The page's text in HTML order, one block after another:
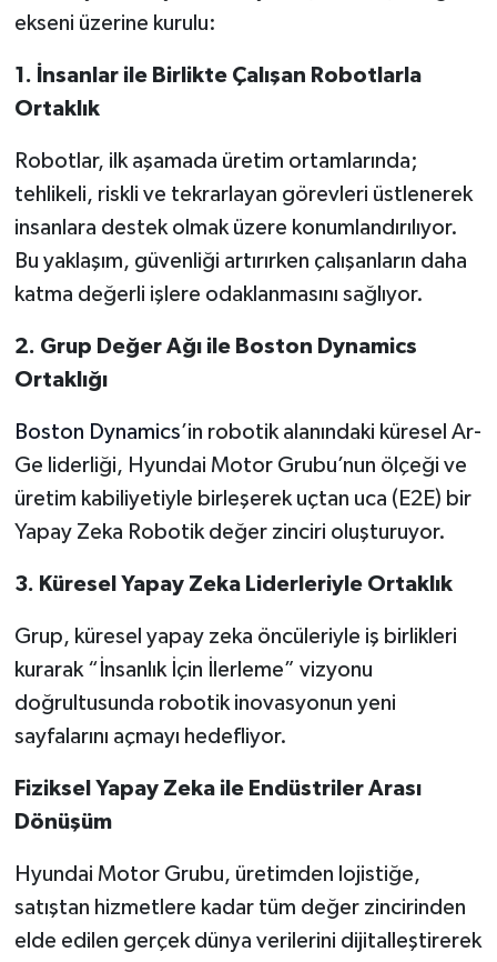
ekseni üzerine kurulu:
1. İnsanlar ile Birlikte Çalışan Robotlarla
Ortaklık
Robotlar, ilk aşamada üretim ortamlarında;
tehlikeli, riskli ve tekrarlayan görevleri üstlenerek
insanlara destek olmak üzere konumlandırılıyor.
Bu yaklaşım, güvenliği artırırken çalışanların daha
katma değerli işlere odaklanmasını sağlıyor.
2. Grup Değer Ağı ile Boston Dynamics
Ortaklığı
Boston Dynamics’in robotik alanındaki küresel Ar-
Ge liderliği, Hyundai Motor Grubu’nun ölçeği ve
üretim kabiliyetiyle birleşerek uçtan uca (E2E) bir
Yapay Zeka Robotik değer zinciri oluşturuyor.
3. Küresel Yapay Zeka Liderleriyle Ortaklık
Grup, küresel yapay zeka öncüleriyle iş birlikleri
kurarak “İnsanlık İçin İlerleme” vizyonu
doğrultusunda robotik inovasyonun yeni
sayfalarını açmayı hedefliyor.
Fiziksel Yapay Zeka ile Endüstriler Arası
Dönüşüm
Hyundai Motor Grubu, üretimden lojistiğe,
satıştan hizmetlere kadar tüm değer zincirinden
elde edilen gerçek dünya verilerini dijitalleştirerek